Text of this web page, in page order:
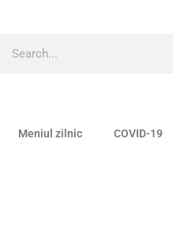
Meniul zilnic COVID-19